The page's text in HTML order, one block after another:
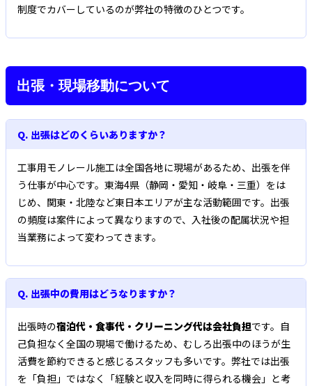
制度でカバーしているのが弊社の特徴のひとつです。
出張・現場移動について
Q. 出張はどのくらいありますか？
工事用モノレール施工は全国各地に現場があるため、出張を伴
う仕事が中心です。東海4県（静岡・愛知・岐阜・三重）をは
じめ、関東・北陸など東日本エリアが主な活動範囲です。出張
の頻度は案件によって異なりますので、入社後の配属状況や担
当業務によって変わってきます。
Q. 出張中の費用はどうなりますか？
出張時の宿泊代・食事代・クリーニング代は会社負担です。自
己負担なく全国の現場で働けるため、むしろ出張中のほうが生
活費を節約できると感じるスタッフも多いです。弊社では出張
を「負担」ではなく「経験と収入を同時に得られる機会」と考